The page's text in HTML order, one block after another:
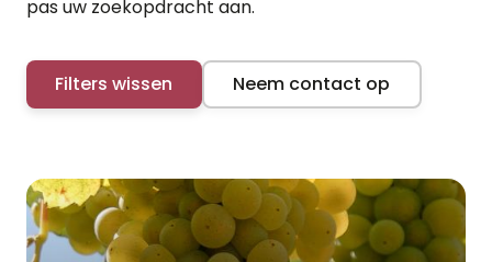
pas uw zoekopdracht aan.
Filters wissen Neem contact op